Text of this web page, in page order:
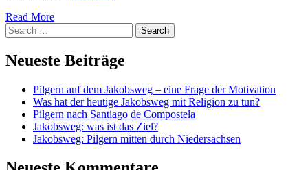
Read More
Search
for:
Search
Neueste Beiträge
Pilgern auf dem Jakobsweg – eine Frage der Motivation
Was hat der heutige Jakobsweg mit Religion zu tun?
Pilgern nach Santiago de Compostela
Jakobsweg: was ist das Ziel?
Jakobsweg: Pilgern mitten durch Niedersachsen